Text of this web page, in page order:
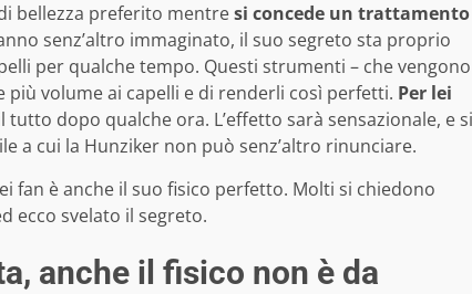
bellezza preferito mentresi concede un trattamento
senz’altro immaginato, il suo segreto sta proprio
per qualche tempo. Questi strumenti – che vengono
volume ai capelli e di renderli così perfetti. Per lei
tutto dopo qualche ora. L’effetto sarà sensazionale, e si
a cui la Hunziker non può senz’altro rinunciare.
fan è anche il suo fisico perfetto. Molti si chiedono
ecco svelato il segreto.
anche il fisico non è da